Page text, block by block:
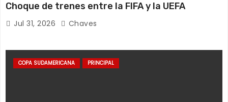
Choque de trenes entre la FIFA y la UEFA
Jul 31, 2026 Chaves
COPA SUDAMERICANA PRINCIPAL